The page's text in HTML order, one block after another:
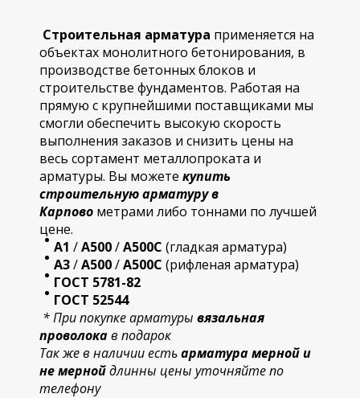
Строительная арматура применяется на
объектах монолитного бетонирования, в
производстве бетонных блоков и
строительстве фундаментов. Работая на
прямую с крупнейшими поставщиками мы
смогли обеспечить высокую скорость
выполнения заказов и снизить цены на
весь сортамент металлопроката и
арматуры. Вы можете купить
строительнуюарматуру в
Карпово метрами либо тоннами по лучшей
цене.
А1 /А500/А500С (гладкая арматура)
А3/А500/А500С (рифленая арматура)
ГОСТ 5781-82
ГОСТ 52544
* При покупке арматуры вязальная
проволокав подарок
Так же в наличии естьарматура мерной и
не мернойдлинны цены уточняйте по
телефону